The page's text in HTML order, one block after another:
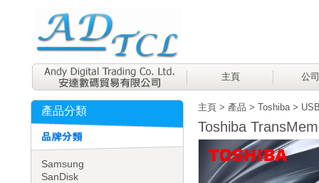
主頁 公
產品分類
Samsung
SanDisk
主頁 > 產品 > Toshiba>
Toshiba